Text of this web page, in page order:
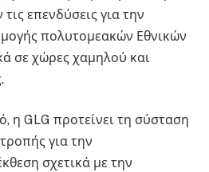
επενδύσεις για την
πολυτομεακών Εθνικών
σε χώρες χαμηλού και
η GLG προτείνει τη σύσταση
για την
σχετικά με την